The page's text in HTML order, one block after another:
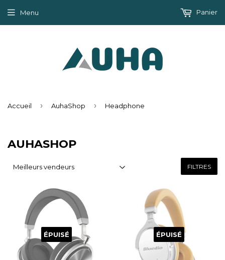
Menu Panier
Accueil › AuhaShop › Headphone
AUHASHOP
FILTRES
ÉPUISÉ ÉPUISÉ